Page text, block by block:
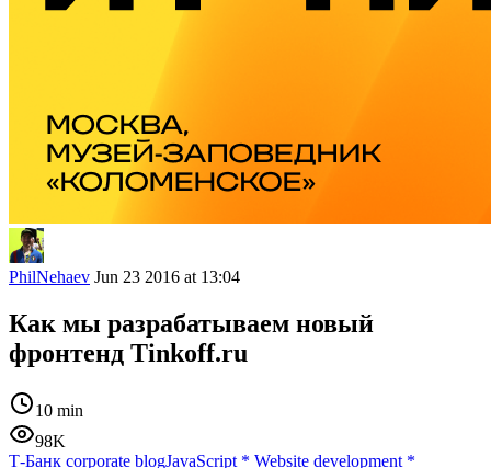
PhilNehaev Jun 23 2016 at 13:04
Как мы разрабатываем новый
фронтенд Tinkoff.ru
10 min
98K
Т-Банк corporate blogJavaScript * Website development *